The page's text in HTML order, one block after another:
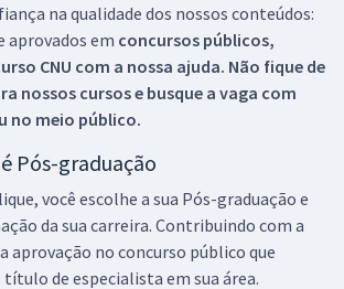
na qualidade dos nossos conteúdos:
aprovados em concursos públicos,
CNU com a nossa ajuda. Não fique de
nossos cursos e busque a vaga com
no meio público.
Pós-graduação
você escolhe a sua Pós-graduação e
da sua carreira. Contribuindo com a
aprovação no concurso público que
de especialista em sua área.